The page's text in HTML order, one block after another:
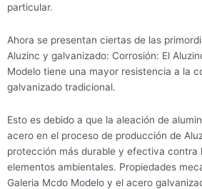
particular.
Ahora se presentan ciertas de las
Aluzinc y galvanizado: Corrosión: El
Modelo tiene una mayor resistencia a la
galvanizado tradicional.
Esto es debido a que la aleación de
acero en el proceso de producción de
protección más durable y efectiva contra
elementos ambientales. Propiedades
Galeria Mcdo Modelo y el acero